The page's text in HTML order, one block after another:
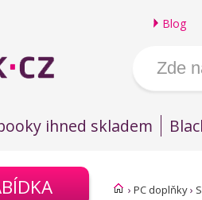
Blog
ihned skladem
› PC doplňky›